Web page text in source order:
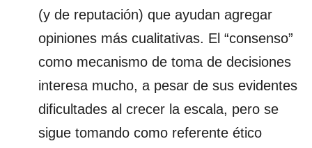
(y de reputación) que ayudan agregar
opiniones más cualitativas. El “consenso”
como mecanismo de toma de decisiones
interesa mucho, a pesar de sus evidentes
dificultades al crecer la escala, pero se
sigue tomando como referente ético